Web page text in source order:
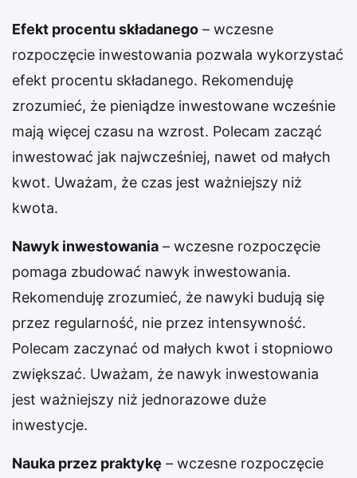
Efekt procentu składanego – wczesne
rozpoczęcie inwestowania pozwala wykorzystać
efekt procentu składanego. Rekomenduję
zrozumieć, że pieniądze inwestowane wcześnie
mają więcej czasu na wzrost. Polecam zacząć
inwestować jak najwcześniej, nawet od małych
kwot. Uważam, że czas jest ważniejszy niż
kwota.
Nawyk inwestowania – wczesne rozpoczęcie
pomaga zbudować nawyk inwestowania.
Rekomenduję zrozumieć, że nawyki budują się
przez regularność, nie przez intensywność.
Polecam zaczynać od małych kwot i stopniowo
zwiększać. Uważam, że nawyk inwestowania
jest ważniejszy niż jednorazowe duże
inwestycje.
Nauka przez praktykę – wczesne rozpoczęcie